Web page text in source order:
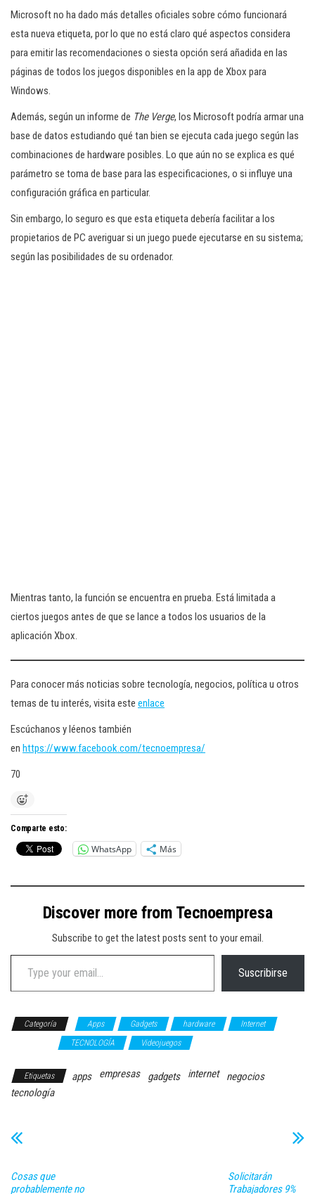
Microsoft no ha dado más detalles oficiales sobre cómo funcionará
esta nueva etiqueta, por lo que no está claro qué aspectos considera
para emitir las recomendaciones o siesta opción será añadida en las
páginas de todos los juegos disponibles en la app de Xbox para
Windows.
Además, según un informe de The Verge, los Microsoft podría armar una
base de datos estudiando qué tan bien se ejecuta cada juego según las
combinaciones de hardware posibles. Lo que aún no se explica es qué
parámetro se toma de base para las especificaciones, o si influye una
configuración gráfica en particular.
Sin embargo, lo seguro es que esta etiqueta debería facilitar a los
propietarios de PC averiguar si un juego puede ejecutarse en su sistema;
según las posibilidades de su ordenador.
Mientras tanto, la función se encuentra en prueba. Está limitada a
ciertos juegos antes de que se lance a todos los usuarios de la
aplicación Xbox.
Para conocer más noticias sobre tecnología, negocios, política u otros
temas de tu interés, visita este enlace
Escúchanos y léenos también
en https://www.facebook.com/tecnoempresa/
70
Comparte esto:
WhatsApp Más
Discover more from Tecnoempresa
Subscribe to get the latest posts sent to your email.
Type your email…
Suscribirse
Categoría Apps Gadgets hardware
Internet
TECNOLOGÍA Videojuegos
Etiquetas apps empresas gadgets internet
negocios
tecnología
Cosas que
probablemente no
Solicitarán
Trabajadores 9%